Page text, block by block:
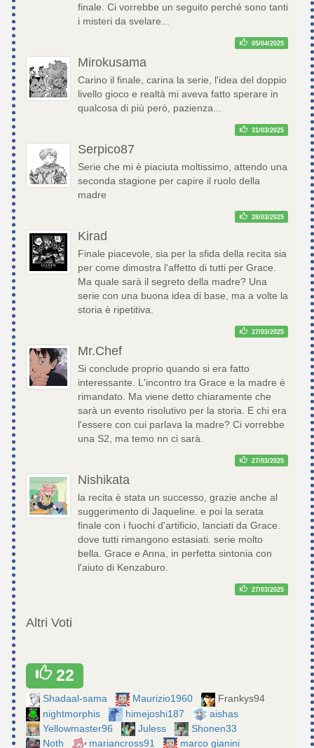
finale. Ci vorrebbe un seguito perché sono tanti
i misteri da svelare...
05/04/2025
Mirokusama
Carino il finale, carina la serie, l'idea del doppio
livello gioco e realtà mi aveva fatto sperare in
qualcosa di più però, pazienza...
31/03/2025
Serpico87
Serie che mi è piaciuta moltissimo, attendo una
seconda stagione per capire il ruolo della
madre
28/03/2025
Kirad
Finale piacevole, sia per la sfida della recita sia
per come dimostra l'affetto di tutti per Grace.
Ma quale sarà il segreto della madre? Una
serie con una buona idea di base, ma a volte la
storia è ripetitiva.
27/03/2025
Mr.Chef
Si conclude proprio quando si era fatto
interessante. L'incontro tra Grace e la madre è
rimandato. Ma viene detto chiaramente che
sarà un evento risolutivo per la storia. E chi era
l'essere con cui parlava la madre? Ci vorrebbe
una S2, ma temo nn ci sarà.
27/03/2025
Nishikata
la recita è stata un successo, grazie anche al
suggerimento di Jaqueline. e poi la serata
finale con i fuochi d'artificio, lanciati da Grace.
dove tutti rimangono estasiati. serie molto
bella. Grace e Anna, in perfetta sintonia con
l'aiuto di Kenzaburo.
27/03/2025
Altri Voti
22
Shadaal-sama Maurizio1960
Frankys94
nightmorphis
himejoshi187
aishas
Yellowmaster96
Juless
Shonen33
Noth
mariancross91 marco gianini